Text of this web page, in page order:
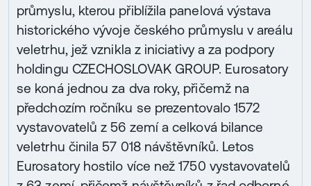
průmyslu, kterou přiblížila panelová výstava
historického vývoje českého průmyslu v areálu
veletrhu, jež vznikla z iniciativy a za podpory
holdingu CZECHOSLOVAK GROUP. Eurosatory
se koná jednou za dva roky, přičemž na
předchozím ročníku se prezentovalo 1572
vystavovatelů z 56 zemí a celková bilance
veletrhu činila 57 018 návštěvníků. Letos
Eurosatory hostilo více než 1750 vystavovatelů